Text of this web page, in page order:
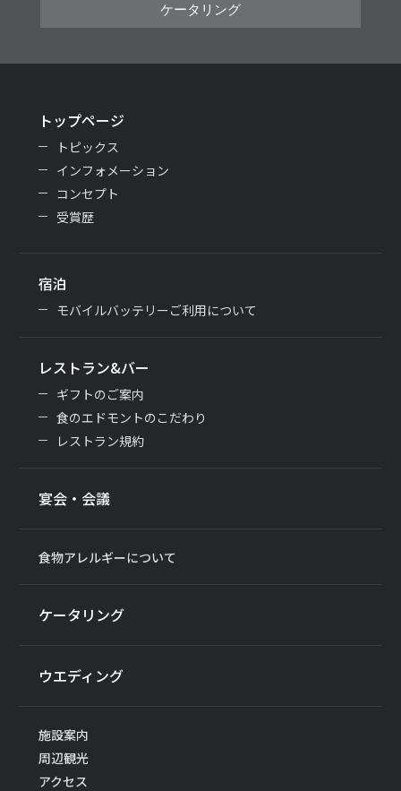
ケータリング
トップページ
トピックス
インフォメーション
コンセプト
受賞歴
宿泊
モバイルバッテリーご利用について
レストラン&バー
ギフトのご案内
食のエドモントのこだわり
レストラン規約
宴会・会議
食物アレルギーについて
ケータリング
ウエディング
施設案内
周辺観光
アクセス